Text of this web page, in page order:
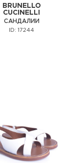
BRUNELLO
CUCINELLI
САНДАЛИИ
ID: 17244